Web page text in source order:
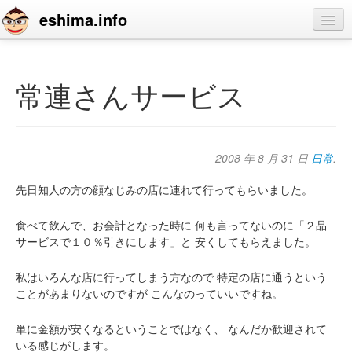
eshima.info
blog
profile
常連さんサービス
2008 年 8 月 31 日 日常.
先日知人の方の顔なじみの店に連れて行ってもらいました。
食べて飲んで、お会計となった時に 何も言ってないのに「２品
サービスで１０％引きにします」と 安くしてもらえました。
私はいろんな店に行ってしまう方なので 特定の店に通うという
ことがあまりないのですが こんなのっていいですね。
単に金額が安くなるということではなく、
なんだか歓迎されて
いる感じがします。